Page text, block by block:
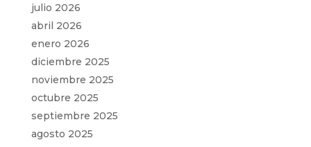
julio 2026
abril 2026
enero 2026
diciembre 2025
noviembre 2025
octubre 2025
septiembre 2025
agosto 2025